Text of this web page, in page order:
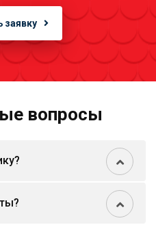
заявку
вопросы